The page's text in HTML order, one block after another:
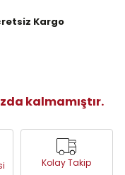
Kargo
kalmamıştır.
Kolay Takip